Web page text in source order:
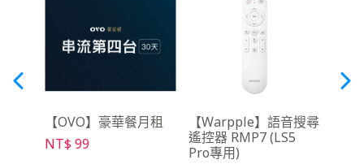
【OVO】豪華餐月租
NT$ 99
【Warpple】語音搜尋
遙控器 RMP7 (LS5
Pro專用)